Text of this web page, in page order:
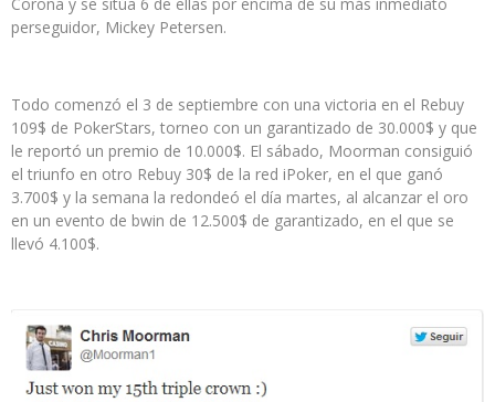
perseguidor, Mickey Petersen.
Todo comenzó el 3 de septiembre con una victoria en el Rebuy
109$ de PokerStars, torneo con un garantizado de 30.000$ y que
le reportó un premio de 10.000$. El sábado, Moorman consiguió
el triunfo en otro Rebuy 30$ de la red iPoker, en el que ganó
3.700$ y la semana la redondeó el día martes, al alcanzar el oro
en un evento de bwin de 12.500$ de garantizado, en el que se
llevó 4.100$.